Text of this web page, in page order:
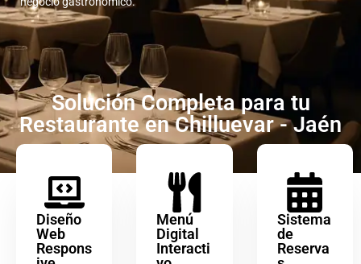
Solución Completa para tu
Restaurante en Chilluevar - Jaén
Diseño
Web
Respons
Menú
Digital
Interacti
Sistema
de
Reserva